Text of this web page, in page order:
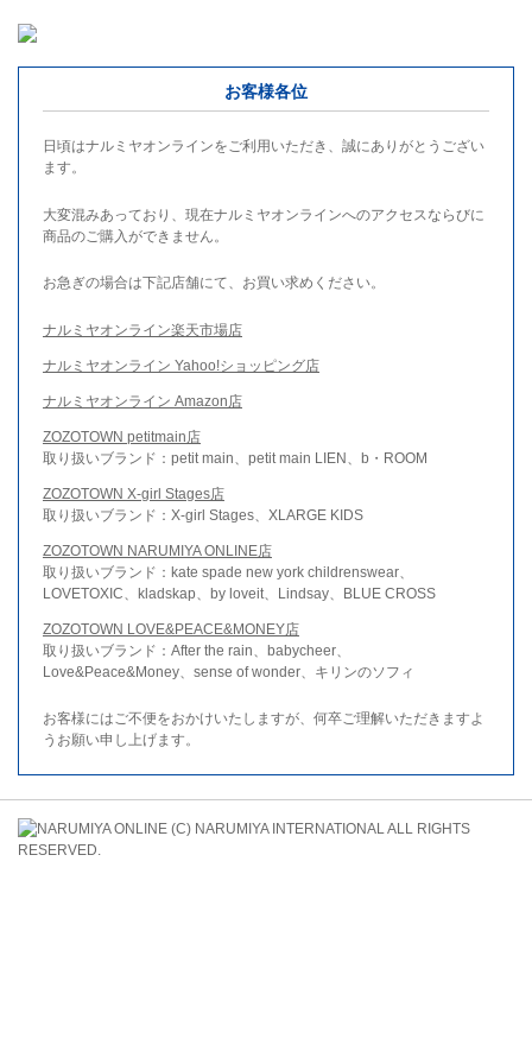
お客様各位
日頃はナルミヤオンラインをご利用いただき、誠にありがとうござい
ます。
大変混みあっており、現在ナルミヤオンラインへのアクセスならびに
商品のご購入ができません。
お急ぎの場合は下記店舗にて、お買い求めください。
ナルミヤオンライン楽天市場店
ナルミヤオンライン Yahoo!ショッピング店
ナルミヤオンライン Amazon店
ZOZOTOWN petitmain店
取り扱いブランド：petit main、petit main LIEN、b・ROOM
ZOZOTOWN X-girl Stages店
取り扱いブランド：X-girl Stages、XLARGE KIDS
ZOZOTOWN NARUMIYA ONLINE店
取り扱いブランド：kate spade new york childrenswear、
LOVETOXIC、kladskap、by loveit、Lindsay、BLUE CROSS
ZOZOTOWN LOVE&PEACE&MONEY店
取り扱いブランド：After the rain、babycheer、
Love&Peace&Money、sense of wonder、キリンのソフィ
お客様にはご不便をおかけいたしますが、何卒ご理解いただきますよ
うお願い申し上げます。